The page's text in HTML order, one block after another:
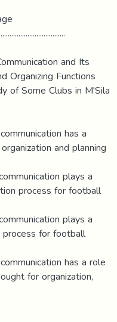
and Its
Organizing Functions
of Some Clubs in M'Sila
has a
and planning
plays a
process for football
plays a
for football
has a role
for organization,